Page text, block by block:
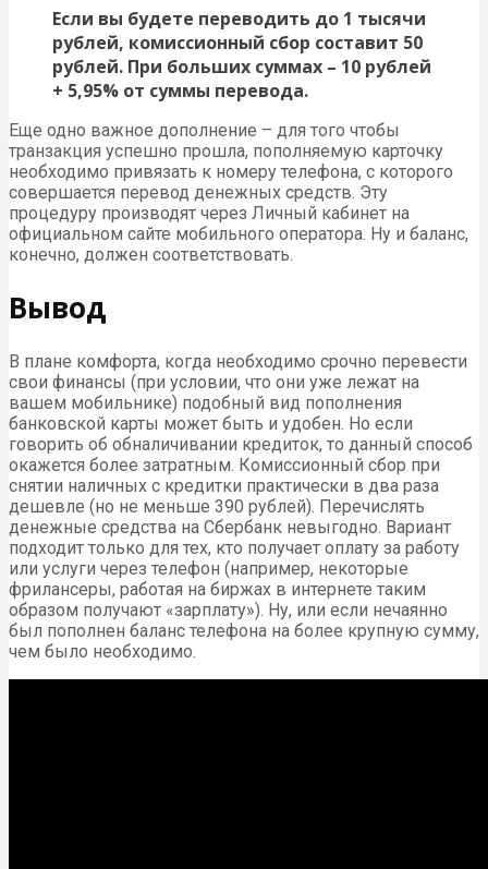
Если вы будете переводить до 1 тысячи
рублей, комиссионный сбор составит 50
рублей. При больших суммах – 10 рублей
+ 5,95% от суммы перевода.
Еще одно важное дополнение – для того чтобы
транзакция успешно прошла, пополняемую карточку
необходимо привязать к номеру телефона, с которого
совершается перевод денежных средств. Эту
процедуру производят через Личный кабинет на
официальном сайте мобильного оператора. Ну и баланс,
конечно, должен соответствовать.
Вывод
В плане комфорта, когда необходимо срочно перевести
свои финансы (при условии, что они уже лежат на
вашем мобильнике) подобный вид пополнения
банковской карты может быть и удобен. Но если
говорить об обналичивании кредиток, то данный способ
окажется более затратным. Комиссионный сбор при
снятии наличных с кредитки практически в два раза
дешевле (но не меньше 390 рублей). Перечислять
денежные средства на Сбербанк невыгодно. Вариант
подходит только для тех, кто получает оплату за работу
или услуги через телефон (например, некоторые
фрилансеры, работая на биржах в интернете таким
образом получают «зарплату»). Ну, или если нечаянно
был пополнен баланс телефона на более крупную сумму,
чем было необходимо.